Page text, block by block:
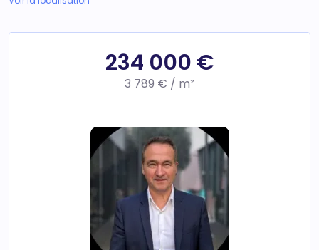
234 000 €
3 789 € / m²